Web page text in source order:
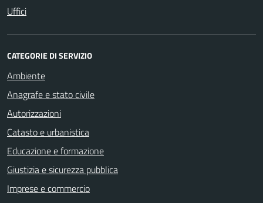
Uffici
CATEGORIE DI SERVIZIO
Ambiente
Anagrafe e stato civile
Autorizzazioni
Catasto e urbanistica
Educazione e formazione
Giustizia e sicurezza pubblica
Imprese e commercio